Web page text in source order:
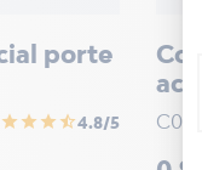
porte
star star star star_half4.8/5
C040
Prix